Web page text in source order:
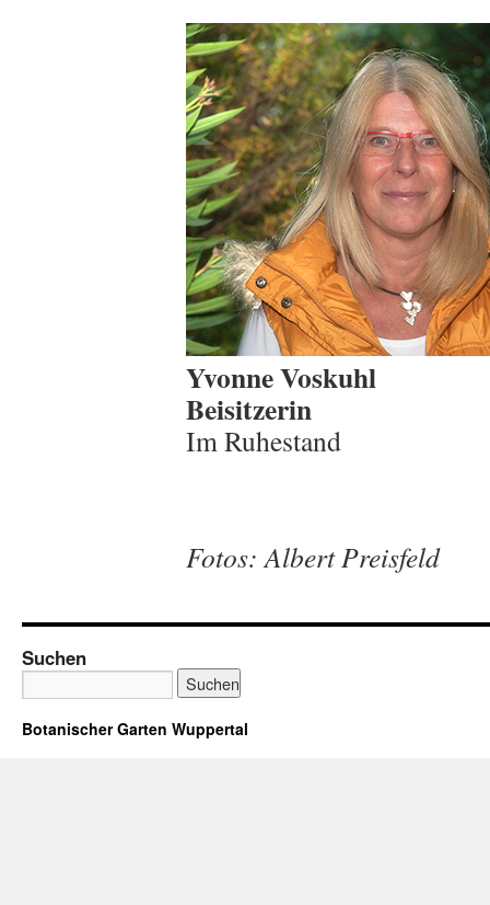
Yvonne Voskuhl
Beisitzerin
Im Ruhestand
Fotos: Albert Preisfeld
Suchen
Botanischer Garten Wuppertal